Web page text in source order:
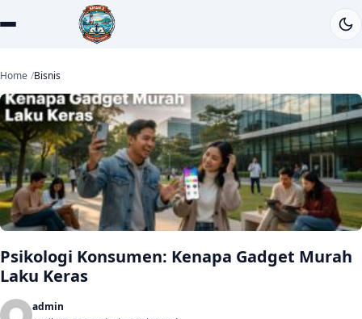
Home Bisnis
Psikologi Konsumen: Kenapa Gadget Murah
Laku Keras
admin